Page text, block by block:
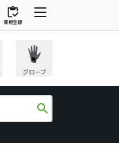
inventory
新規登録
グローブ
search